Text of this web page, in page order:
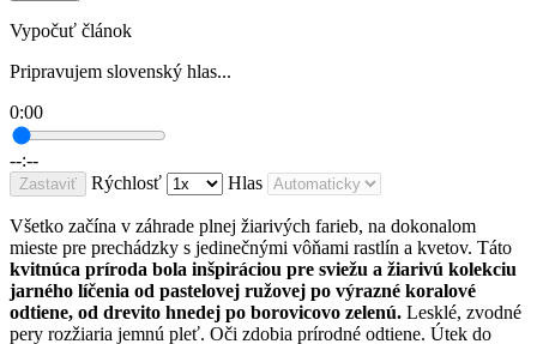
Vypočuť článok
Pripravujem slovenský hlas...
0:00
--:--
Zastaviť Rýchlosť Hlas
Všetko začína v záhrade plnej žiarivých farieb, na dokonalom
mieste pre prechádzky s jedinečnými vôňami rastlín a kvetov. Táto
kvitnúca príroda bola inšpiráciou pre sviežu a žiarivú kolekciu
jarného líčenia od pastelovej ružovej po výrazné koralové
odtiene, od drevito hnedej po borovicovo zelenú. Lesklé, zvodné
pery rozžiaria jemnú pleť. Oči zdobia prírodné odtiene. Útek do